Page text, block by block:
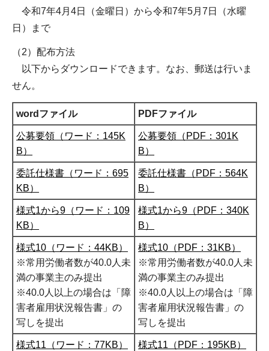
令和7年4月4日（金曜日）から令和7年5月7日（水曜
日）まで
（2）配布方法
以下からダウンロードできます。なお、郵送は行いま
せん。
wordファイル PDFファイル
公募要領（ワード：145K
B）
公募要領（PDF：301K
B）
委託仕様書（ワード：695
KB）
委託仕様書（PDF：564K
B）
様式1から9（ワード：109
KB）
様式1から9（PDF：340K
B）
様式10（ワード：44KB）
※常用労働者数が40.0人未
満の事業主のみ提出
※40.0人以上の場合は「障
害者雇用状況報告書」の
写しを提出
様式10（PDF：31KB）
※常用労働者数が40.0人未
満の事業主のみ提出
※40.0人以上の場合は「障
害者雇用状況報告書」の
写しを提出
様式11（ワード：77KB）
様式11（PDF：195KB）